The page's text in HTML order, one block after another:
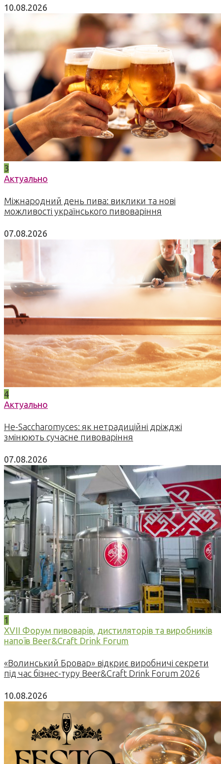
10.08.2026
3
Актуально
Міжнародний день пива: виклики та нові
можливості українського пивоваріння
07.08.2026
4
Актуально
Не-Saccharomyces: як нетрадиційні дріжджі
змінюють сучасне пивоваріння
07.08.2026
1
XVII Форум пивоварів, дистиляторів та виробників
напоїв Beer&Craft Drink Forum
«Волинський Бровар» відкриє виробничі секрети
під час бізнес-туру Beer&Craft Drink Forum 2026
10.08.2026